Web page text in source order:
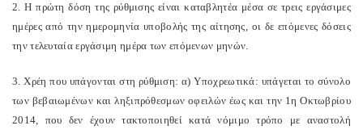
2. Η πρώτη δόση της ρύθμισης είναι καταβλητέα μέσα σε τρεις εργάσιμες
ημέρες από την ημερομηνία υποβολής της αίτησης, οι δε επόμενες δόσεις
την τελευταία εργάσιμη ημέρα των επόμενων μηνών.
3. Χρέη που υπάγονται στη ρύθμιση: α) Υποχρεωτικά: υπάγεται το σύνολο
των βεβαιωμένων και ληξιπρόθεσμων οφειλών έως και την 1η Οκτωβρίου
2014, που δεν έχουν τακτοποιηθεί κατά νόμιμο τρόπο με αναστολή